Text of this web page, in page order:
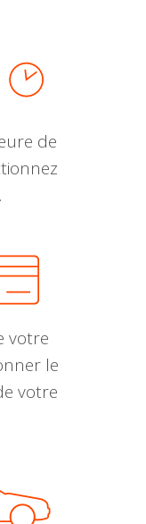
de
votre
le
votre